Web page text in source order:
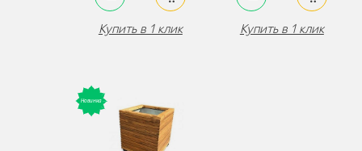
Купить в 1 клик Купить в 1 клик